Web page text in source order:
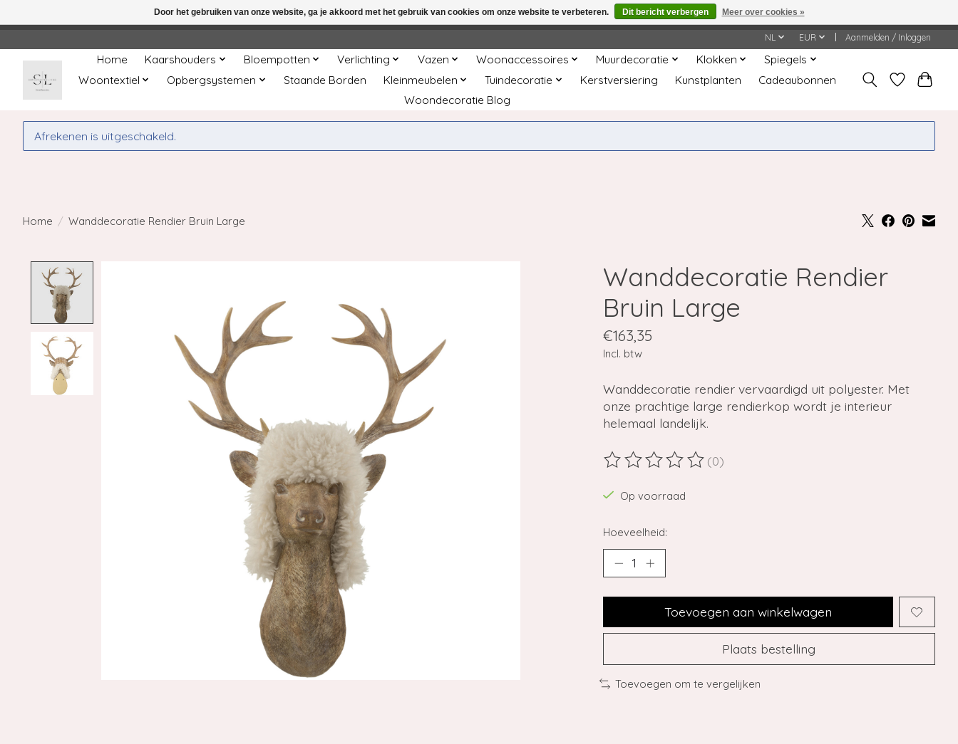
NL EUR Aanmelden / Inloggen
Home Kaarshouders Bloempotten Verlichting Vazen Woonaccessoires Muurdecoratie Klokken
Spiegels
Woontextiel
Opbergsystemen Staande Borden Kleinmeubelen Tuindecoratie Kerstversiering Kunstplanten
Cadeaubonnen
Woondecoratie Blog
Afrekenen is uitgeschakeld.
Home / Wanddecoratie Rendier Bruin Large
Wanddecoratie Rendier
Bruin Large
€163,35
Incl. btw
Wanddecoratie rendier vervaardigd uit polyester. Met
onze prachtige large rendierkop wordt je interieur
helemaal landelijk.
De beoordeling van dit product is
(0)
Op voorraad
Hoeveelheid:
Toevoegen aan winkelwagen
Plaats bestelling
Toevoegen om te vergelijken
Door het gebruiken van onze website, ga je akkoord met het gebruik van cookies om onze website te verbeteren. Dit bericht verbergen Meer over cookies »
← Keer terug naar de backofficeDeze winkel is in aanbouw. Eventueel geplaatste orders zullen niet worden gehonoreerd of verwerkt.